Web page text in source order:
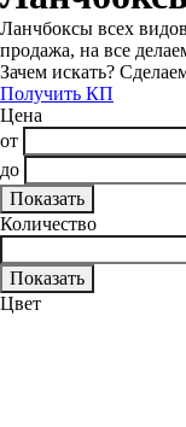
Ланчбоксы всех
продажа, на все
Зачем искать?
Получить КП
Цена
от
до
Количество
Цвет